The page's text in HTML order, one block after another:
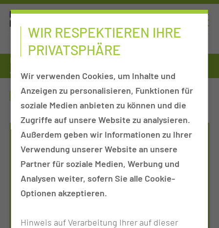
Fort- & Weiterbildung
Jenny Honig
JENNY HONIG
WIR RESPEKTIEREN IHRE
PRIVATSPHÄRE
Wir verwenden Cookies, um Inhalte und
Anzeigen zu personalisieren, Funktionen für
soziale Medien anbieten zu können und die
Zugriffe auf unsere Website zu analysieren.
Außerdem geben wir Informationen zu Ihrer
Verwendung unserer Website an unsere
Partner für soziale Medien, Werbung und
Analysen weiter, sofern Sie alle Cookie-
Optionen akzeptieren.
Hinweis auf Verarbeitung Ihrer auf dieser